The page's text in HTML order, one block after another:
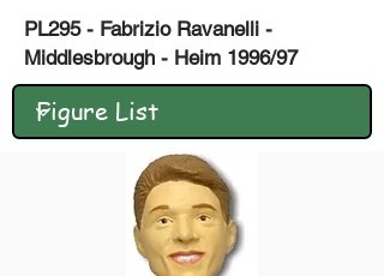
PL295 - Fabrizio Ravanelli -
Middlesbrough - Heim 1996/97